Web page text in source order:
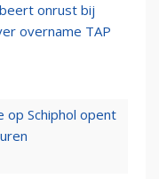
onrust bij
overname TAP
op Schiphol opent